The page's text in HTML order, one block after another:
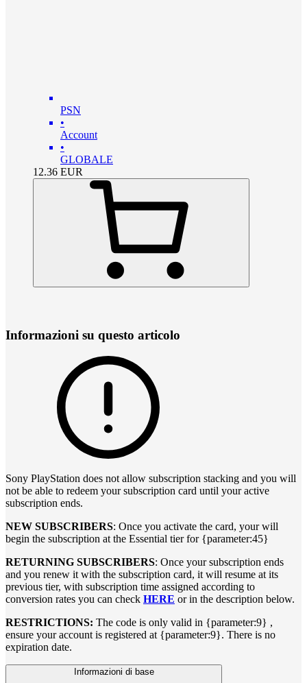
PSN
•
Account
•
GLOBALE
12.36 EUR
Informazioni su questo articolo
Sony PlayStation does not allow subscription stacking and you will
not be able to redeem your subscription card until your active
subscription ends.
NEW SUBSCRIBERS: Once you activate the card, your will
begin the subscription at the Essential tier for {parameter:45}
RETURNING SUBSCRIBERS: Once your subscription ends
and you renew it with the subscription card, it will resume at its
previous tier, with subscription time assigned according to
conversion rates you can check HERE or in the description below.
RESTRICTIONS: The code is only valid in {parameter:9} ,
ensure your account is registered at {parameter:9}. There is no
expiration date.
Informazioni di base